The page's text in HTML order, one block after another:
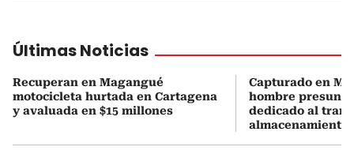
Últimas Noticias
Recuperan en Magangué
motocicleta hurtada en Cartagena
y avaluada en $15 millones
Capturado en
hombre
dedicado al
almacenamiento